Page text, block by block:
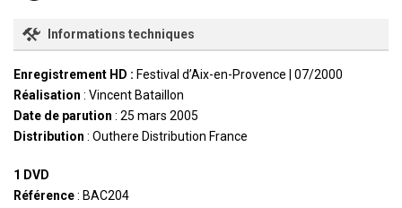
Informations techniques
Enregistrement HD : Festival d’Aix-en-Provence | 07/2000
Réalisation : Vincent Bataillon
Date de parution : 25 mars 2005
Distribution : Outhere Distribution France
1 DVD
Référence: BAC204